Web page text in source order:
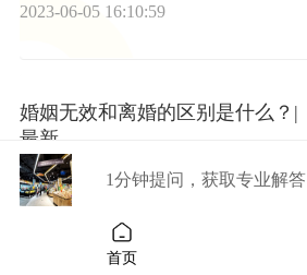
2023-06-05 16:10:59
婚姻无效和离婚的区别是什么？|
最新
2023-06-05 16:10:591分钟提问，获取专业解答
首页